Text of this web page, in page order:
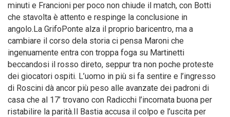
minuti e Francioni per poco non chiude il match, con Botti
che stavolta è attento e respinge la conclusione in
angolo.La GrifoPonte alza il proprio baricentro, ma a
cambiare il corso dela storia ci pensa Maroni che
ingenuamente entra con troppa foga su Martinetti
beccandosi il rosso direto, seppur tra non poche proteste
dei giocatori ospiti. L’uomo in più si fa sentire e l’ingresso
di Roscini dà ancor più peso alle avanzate dei padroni di
casa che al 17’ trovano con Radicchi l’incornata buona per
ristabilire la parità.Il Bastia accusa il colpo e l’uscita per